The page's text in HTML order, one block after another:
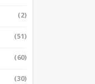
(2)
(51)
(60)
(30)